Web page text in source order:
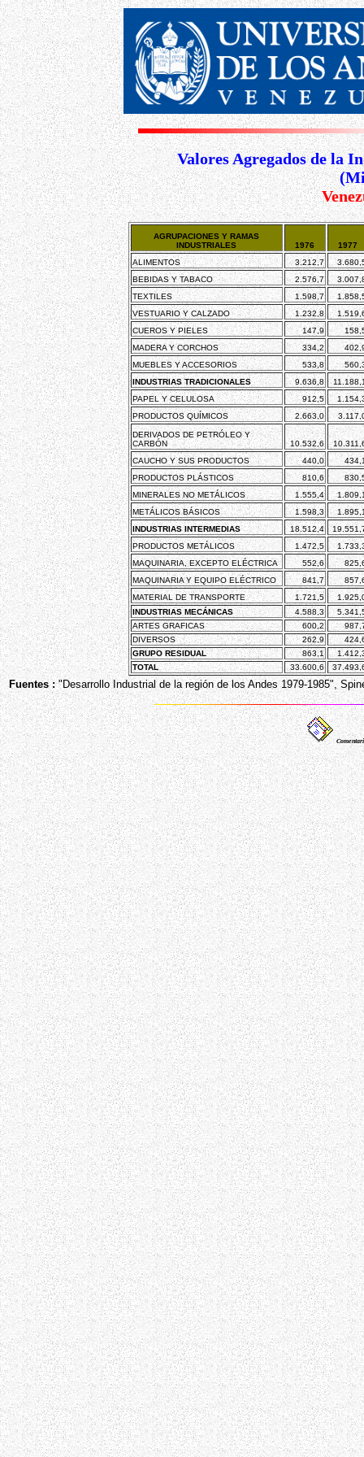
Valores Agregados de la
AGRUPACIONES Y RAMAS
INDUSTRIALES
1976
1977
ALIMENTOS
3.212,7
BEBIDAS Y TABACO
2.576,7
TEXTILES
1.598,7
VESTUARIO Y CALZADO
1.232,8
CUEROS Y PIELES
147,9
MADERA Y CORCHOS
334,2
MUEBLES Y ACCESORIOS
533,8
INDUSTRIAS TRADICIONALES
9.636,8
PAPEL Y CELULOSA
912,5
PRODUCTOS QUÍMICOS
2.663,0
DERIVADOS DE PETRÓLEO Y
CARBÓN
10.532,6
CAUCHO Y SUS PRODUCTOS
440,0
PRODUCTOS PLÁSTICOS
810,6
MINERALES NO METÁLICOS
1.555,4
METÁLICOS BÁSICOS
1.598,3
INDUSTRIAS INTERMEDIAS
18.512,4
PRODUCTOS METÁLICOS
1.472,5
MAQUINARIA, EXCEPTO ELÉCTRICA
552,6
MAQUINARIA Y EQUIPO ELÉCTRICO
841,7
MATERIAL DE TRANSPORTE
1.721,5
INDUSTRIAS MECÁNICAS
4.588,3
ARTES GRAFICAS
600,2
DIVERSOS
262,9
GRUPO RESIDUAL
863,1
TOTAL
33.600,6
Fuentes : "Desarrollo Industrial de la región de los Andes 1979-1985",